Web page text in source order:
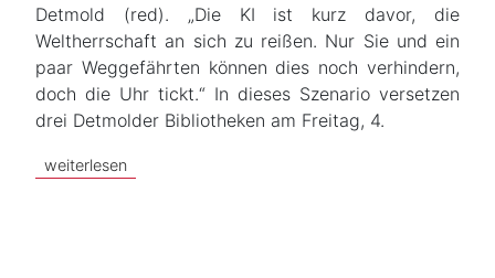
Detmold (red). „Die KI ist kurz davor, die
Weltherrschaft an sich zu reißen. Nur Sie und ein
paar Weggefährten können dies noch verhindern,
doch die Uhr tickt.“ In dieses Szenario versetzen
drei Detmolder Bibliotheken am Freitag, 4.
weiterlesen